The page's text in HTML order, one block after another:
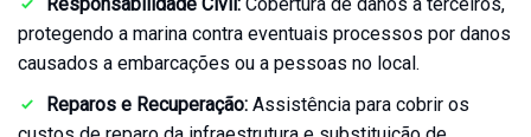
Cargas
Seguro
Empresarial
protegendo a marina contra eventuais processos por danos
causados a embarcações ou a pessoas no local.
Reparos e Recuperação: Assistência para cobrir os